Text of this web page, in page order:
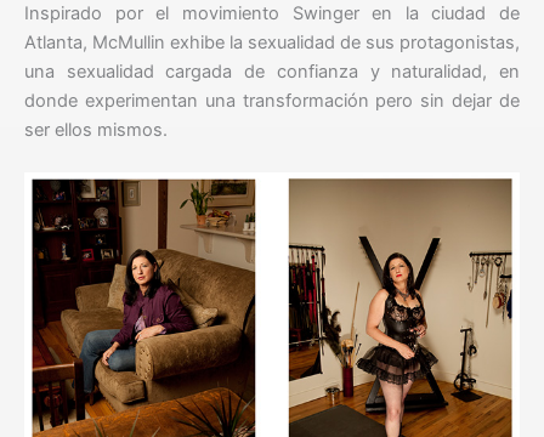
Inspirado por el movimiento Swinger en la ciudad de
Atlanta, McMullin exhibe la sexualidad de sus protagonistas,
una sexualidad cargada de confianza y naturalidad, en
donde experimentan una transformación pero sin dejar de
ser ellos mismos.